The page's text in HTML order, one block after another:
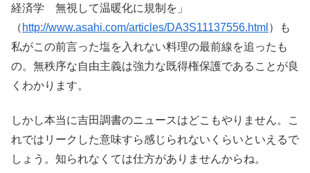
経済学 無視して温暖化に規制を」
（ http://www.asahi.com/articles/DA3S11137556.html ）も
私がこの前言った塩を入れない料理の最前線を追ったも
の。無秩序な自由主義は強力な既得権保護であることが良
くわかります。
しかし本当に吉田調書のニュースはどこもやりません。こ
れではリークした意味すら感じられないくらいといえるで
しょう。知られなくては仕方がありませんからね。